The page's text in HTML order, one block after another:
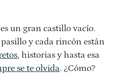
un gran castillo vacío.
y cada rincón están
, historias y hasta esa
se te olvida. ¿Cómo?